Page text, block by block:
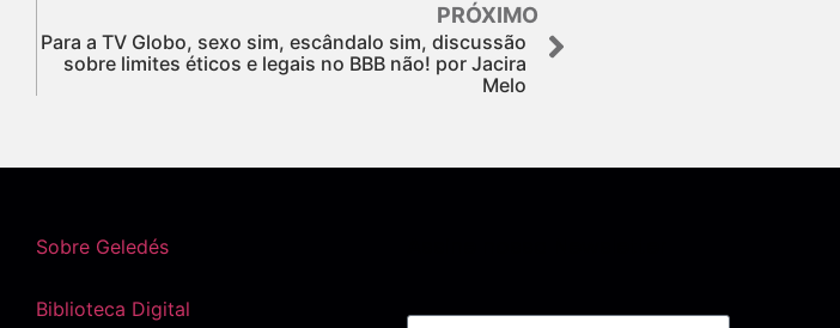
PRÓXIMO
Para a TV Globo, sexo sim, escândalo sim, discussão
sobre limites éticos e legais no BBB não! por Jacira
Melo
Sobre Geledés
Biblioteca Digital